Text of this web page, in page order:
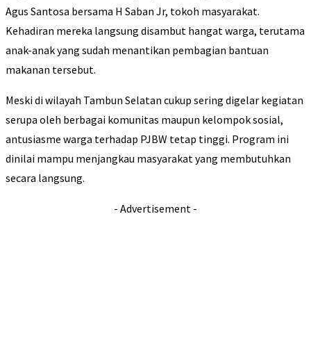
Agus Santosa bersama H Saban Jr, tokoh masyarakat.
Kehadiran mereka langsung disambut hangat warga, terutama
anak-anak yang sudah menantikan pembagian bantuan
makanan tersebut.
Meski di wilayah Tambun Selatan cukup sering digelar kegiatan
serupa oleh berbagai komunitas maupun kelompok sosial,
antusiasme warga terhadap PJBW tetap tinggi. Program ini
dinilai mampu menjangkau masyarakat yang membutuhkan
secara langsung.
- Advertisement -